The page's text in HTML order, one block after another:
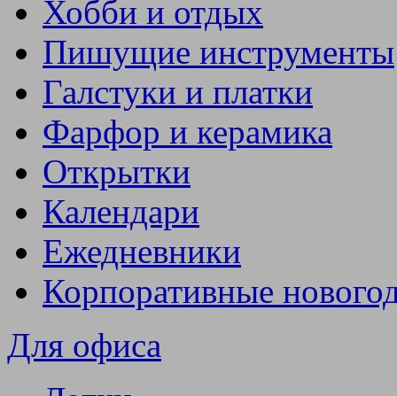
Хобби и отдых
Пишущие инструменты
Галстуки и платки
Фарфор и керамика
Открытки
Календари
Ежедневники
Корпоративные
Для офиса